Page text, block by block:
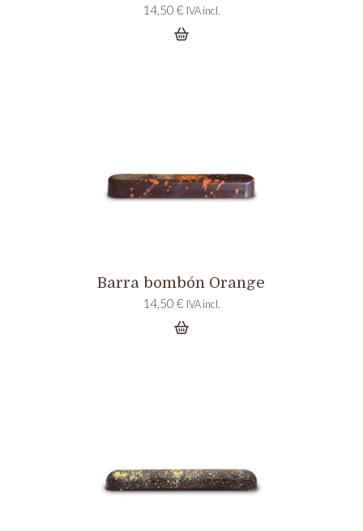
14,50 € IVA incl.
Barra bombón Orange
14,50 € IVA incl.